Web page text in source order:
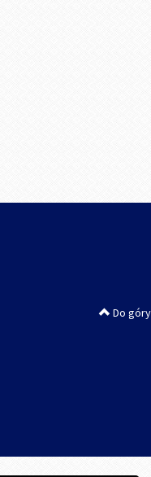
Do góry